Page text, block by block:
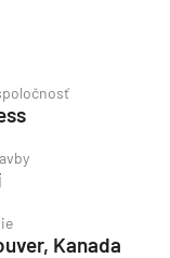
Kanada